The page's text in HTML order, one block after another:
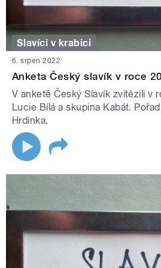
Slavíci v krabici
6. srpen 2022
Anketa Český slavík v roce
V anketě Český Slavík zvítězili v
Lucie Bílá a skupina Kabát.
Hrdinka.